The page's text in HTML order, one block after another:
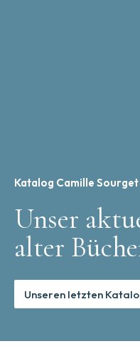
Katalog Camille Sourget
Unser
alter
Unseren letzten